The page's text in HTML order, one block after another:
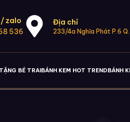
zalo
536
Địa chỉ
233/4a Nghĩa Phát P.6 Q.
BÉ TRAIBÁNH KEM HOT TRENDBÁNH